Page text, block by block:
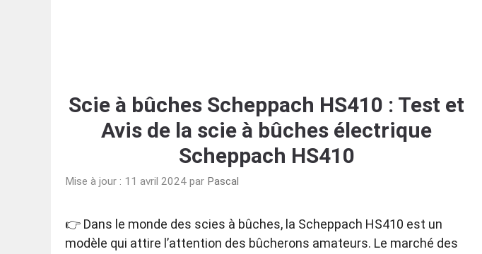
Scie à bûches Scheppach HS410 : Test et
Avis de la scie à bûches électrique
Scheppach HS410
Mise à jour : 11 avril 2024 par Pascal
👉 Dans le monde des scies à bûches, la Scheppach HS410 est un
modèle qui attire l’attention des bûcherons amateurs. Le marché des